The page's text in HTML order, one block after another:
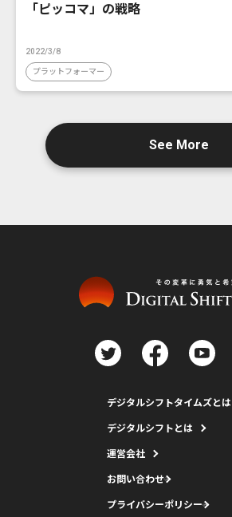
「ピッコマ」の戦略
2022/3/8
プラットフォーマー
See More
デジタルシフトタイムズとは
デジタルシフトとは
運営会社
お問い合わせ
プライバシーポリシー